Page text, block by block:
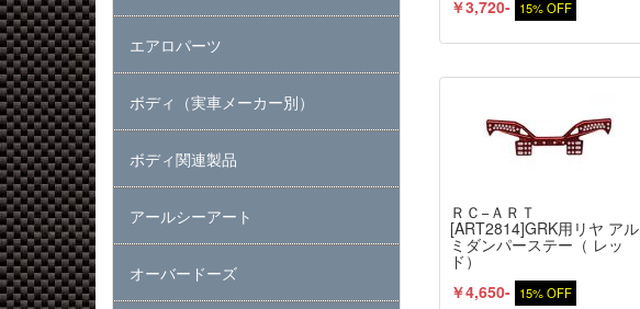
￥3,720- 15% OFF
ＲＣ−ＡＲＴ
[ART2814]GRK用リヤ アル
ミダンパーステー（ レッ
ド）
￥4,650- 15% OFF
エアロパーツ
ボディ（実車メーカー別）
ボディ関連製品
アールシーアート
オーバードーズ